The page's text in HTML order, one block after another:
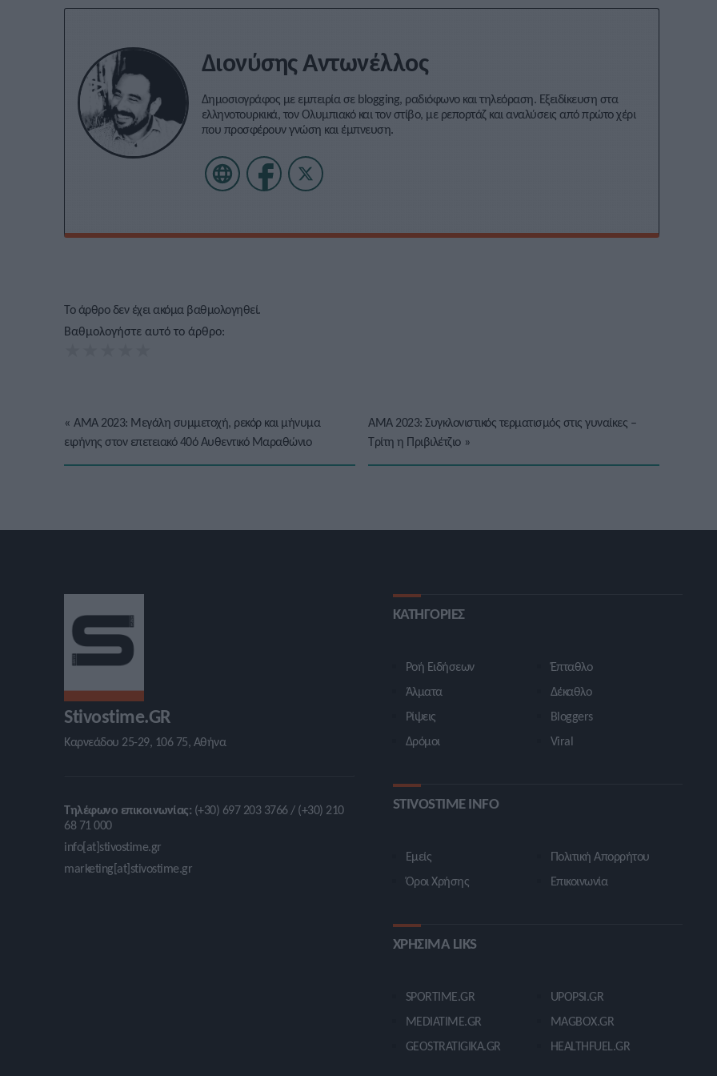
Διονύσης Αντωνέλλος
Δημοσιογράφος με εμπειρία σε blogging, ραδιόφωνο και τηλεόραση. Εξειδίκευση στα
ελληνοτουρκικά, τον Ολυμπιακό και τον στίβο, με ρεπορτάζ και αναλύσεις από πρώτο χέρι
που προσφέρουν γνώση και έμπνευση.
Το άρθρο δεν έχει ακόμα βαθμολογηθεί.
Βαθμολογήστε αυτό το άρθρο:
« ΑΜΑ 2023: Μεγάλη συμμετοχή, ρεκόρ και μήνυμα
ειρήνης στον επετειακό 40ό Αυθεντικό Μαραθώνιο
ΑΜΑ 2023: Συγκλονιστικός τερματισμός στις γυναίκες –
Τρίτη η Πριβιλέτζιο»
Stivostime.GR
Καρνεάδου 25-29, 106 75, Αθήνα
Τηλέφωνο επικοινωνίας: (+30) 697 203 3766 / (+30) 210
68 71 000
info[at]stivostime.gr
marketing[at]stivostime.gr
ΚΑΤΗΓΟΡΙΕΣ
Ροή Ειδήσεων
Άλματα
Ρίψεις
Δρόμοι
Έπταθλο
Δέκαθλο
Bloggers
Viral
STIVOSTIME INFO
Εμείς
Όροι Χρήσης
Πολιτική Απορρήτου
Επικοινωνία
ΧΡΗΣΙΜΑ LIKS
SPORTIME.GR
MEDIATIME.GR
GEOSTRATIGIKA.GR
UPOPSI.GR
MAGBOX.GR
HEALTHFUEL.GR